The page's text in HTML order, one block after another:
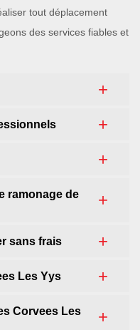
tout déplacement
des services fiables et
ramonage de
sans frais
Les Yys
Corvees Les